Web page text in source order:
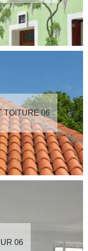
TOITURE 06
06